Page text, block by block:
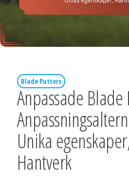
Blade Putters
Anpassade Blade
Unika
Hantverk